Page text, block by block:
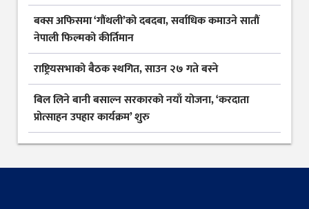
बक्स अफिसमा ‘गौंथली’को दबदबा, सर्वाधिक कमाउने सातौं
नेपाली फिल्मको कीर्तिमान
राष्ट्रियसभाको बैठक स्थगित, साउन २७ गते बस्ने
बिल लिने बानी बसाल्न सरकारको नयाँ योजना, ‘करदाता
प्रोत्साहन उपहार कार्यक्रम’ शुरु